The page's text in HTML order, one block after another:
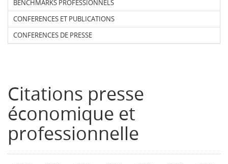
BENCHMARKS PROFESSIONNELS
CONFERENCES ET PUBLICATIONS
CONFERENCES DE PRESSE
Citations presse
économique et
professionnelle